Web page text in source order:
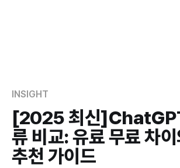
INSIGHT
[2025 최신
류 비교: 유료 무료 차
추천 가이드